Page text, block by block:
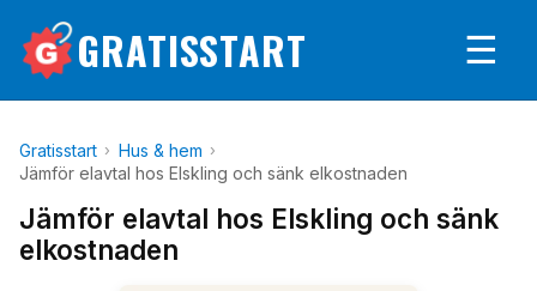
GRATISSTART ☰
Gratisstart
Hus & hem
Jämför elavtal hos Elskling och sänk elkostnaden
Jämför elavtal hos Elskling och sänk
elkostnaden